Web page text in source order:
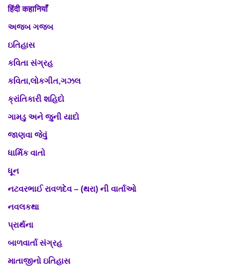
हिंदी कहानियाँ
અજબ ગજબ
ઇતિહાસ
કવિતા સંગ્રહ
કવિતા,લોકગીત,ગઝલ
ક્રાંતિકારી શહિદો
ગામડુ અને જુની યાદો
જાણવા જેવું
ધાર્મિક વાતો
ધૂન
નટવરભાઈ રાવળદેવ – (થરા) ની વાર્તાઓ
નવલકથા
પ્રાર્થના
બાળવાર્તા સંગ્રહ
માતાજીનો ઇતિહાસ